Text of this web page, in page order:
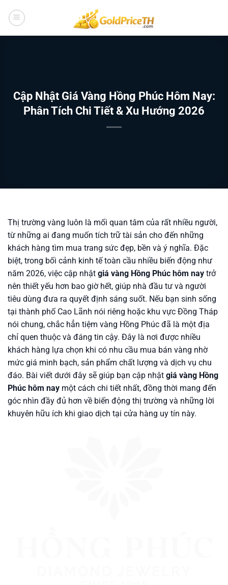
qua
Cập Nhật Giá Vàng Hồng Phúc Hôm Nay:
Phân Tích Chi Tiết & Xu Hướng 2026
Thị trường vàng luôn là mối quan tâm của rất nhiều người,
từ những ai đang muốn tích trữ tài sản cho đến những
khách hàng tìm mua trang sức đẹp, bền và ý nghĩa. Đặc
biệt, trong bối cảnh kinh tế toàn cầu nhiều biến động như
năm 2026, việc cập nhật giá vàng Hồng Phúc hôm nay trở
nên thiết yếu hơn bao giờ hết, giúp nhà đầu tư và người
tiêu dùng đưa ra quyết định sáng suốt. Nếu bạn sinh sống
tại thành phố Cao Lãnh nói riêng hoặc khu vực Đồng Tháp
nói chung, chắc hẳn tiệm vàng Hồng Phúc đã là một địa
chỉ quen thuộc và đáng tin cậy. Đây là nơi được nhiều
khách hàng lựa chọn khi có nhu cầu mua bán vàng nhờ
mức giá minh bạch, sản phẩm chất lượng và dịch vụ chu
đáo. Bài viết dưới đây sẽ giúp bạn cập nhật giá vàng Hồng
Phúc hôm nay một cách chi tiết nhất, đồng thời mang đến
góc nhìn đầy đủ hơn về biến động thị trường và những lời
khuyên hữu ích khi giao dịch tại cửa hàng uy tín này.